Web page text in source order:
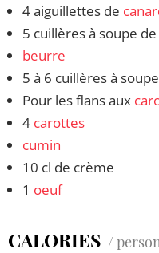
4 aiguillettes de
5 cuillères à soupe de
beurre
5 à 6 cuillères à
Pour les flans aux
4 carottes
cumin
10 cl de crème
1 oeuf
CALORIES /